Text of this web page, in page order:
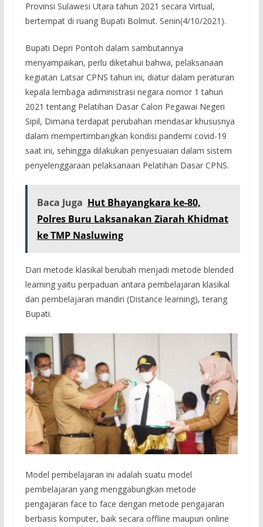
Provinsi Sulawesi Utara tahun 2021 secara Virtual,
bertempat di ruang Bupati Bolmut. Senin(4/10/2021).
Bupati Depri Pontoh dalam sambutannya
menyampaikan, perlu diketahui bahwa, pelaksanaan
kegiatan Latsar CPNS tahun ini, diatur dalam peraturan
kepala lembaga adiministrasi negara nomor 1 tahun
2021 tentang Pelatihan Dasar Calon Pegawai Negeri
Sipil, Dimana terdapat perubahan mendasar khususnya
dalam mempertimbangkan kondisi pandemi covid-19
saat ini, sehingga dilakukan penyesuaian dalam sistem
penyelenggaraan pelaksanaan Pelatihan Dasar CPNS.
Baca Juga Hut Bhayangkara ke-80,
Polres Buru Laksanakan Ziarah Khidmat
ke TMP Nasluwing
Dari metode klasikal berubah menjadi metode blended
learning yaitu perpaduan antara pembelajaran klasikal
dan pembelajaran mandiri (Distance learning), terang
Bupati.
Model pembelajaran ini adalah suatu model
pembelajaran yang menggabungkan metode
pengajaran face to face dengan metode pengajaran
berbasis komputer, baik secara offline maupun online